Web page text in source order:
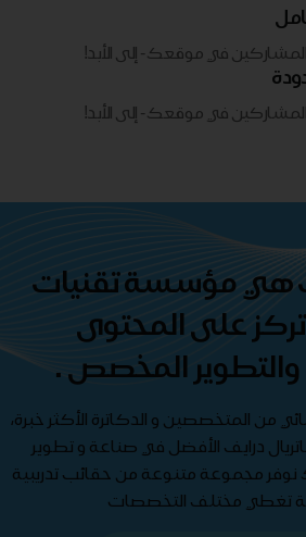
في موقعك - ​​إلى الأبد!
في موقعك - ​​إلى الأبد!
هي مؤسسة تقنيات
على المحتوى
المخصص .
من المتخصصين و الدكاترة الأكثر خبرة،
درايف الأفضل في صناعة و تطوير
نوفر مجموعة متنوعة من حقائب تدريبية
تغطي مختلف التخصصات